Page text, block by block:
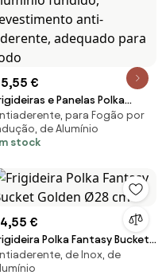
€
e Panelas Polka
20-24-28 Bucket
Vulcano Diâmetro 20-24-
alumínio fundido,
para todo
para Fogão por
de Alumínio
stock
€
Polka Fantasy Bucket
Ø28 cmde Inox, de